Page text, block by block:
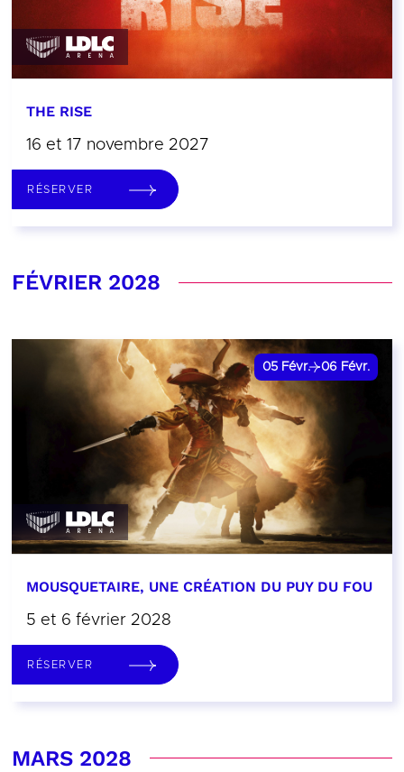
THE RISE
16 et 17 novembre 2027
RÉSERVER
FÉVRIER 2028
05 Févr. 06 Févr.
MOUSQUETAIRE, UNE CRÉATION DU PUY DU FOU
5 et 6 février 2028
RÉSERVER
MARS 2028